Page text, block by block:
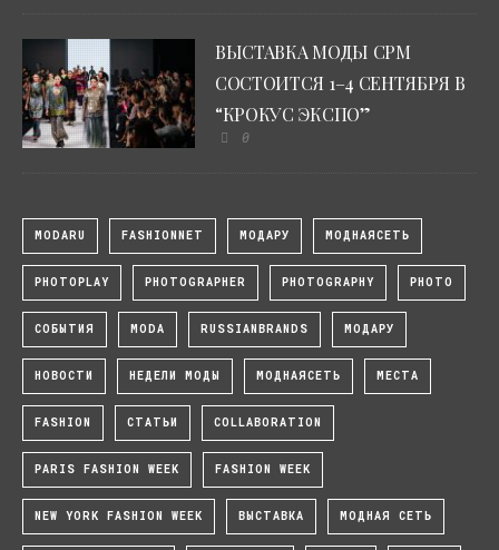
ВЫСТАВКА МОДЫ CPM
СОСТОИТСЯ 1–4 СЕНТЯБРЯ В
“КРОКУС ЭКСПО”
0
MODARU FASHIONNET МОДАРУ МОДНАЯСЕТЬ
PHOTOPLAY PHOTOGRAPHER PHOTOGRAPHY PHOTO
СОБЫТИЯ MODA RUSSIANBRANDS МОДАРУ
НОВОСТИ НЕДЕЛИ МОДЫ МОДНАЯСЕТЬ МЕСТА
FASHION СТАТЬИ COLLABORATION
PARIS FASHION WEEK FASHION WEEK
NEW YORK FASHION WEEK ВЫСТАВКА МОДНАЯ СЕТЬ